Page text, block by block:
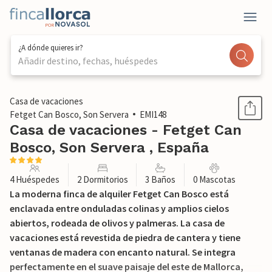
¿A dónde quieres ir?
Añadir destino, fechas, huéspedes
1 / 32
Casa de vacaciones
Fetget Can Bosco, Son Servera
EMI148
Casa de vacaciones - Fetget Can
Bosco, Son Servera , España
4 Huéspedes 2 Dormitorios 3 Baños 0 Mascotas
La moderna finca de alquiler Fetget Can Bosco está
enclavada entre onduladas colinas y amplios cielos
abiertos, rodeada de olivos y palmeras. La casa de
vacaciones está revestida de piedra de cantera y tiene
ventanas de madera con encanto natural. Se integra
perfectamente en el suave paisaje del este de Mallorca,